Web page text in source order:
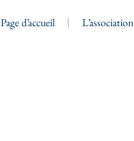
Page d’accueil L’association